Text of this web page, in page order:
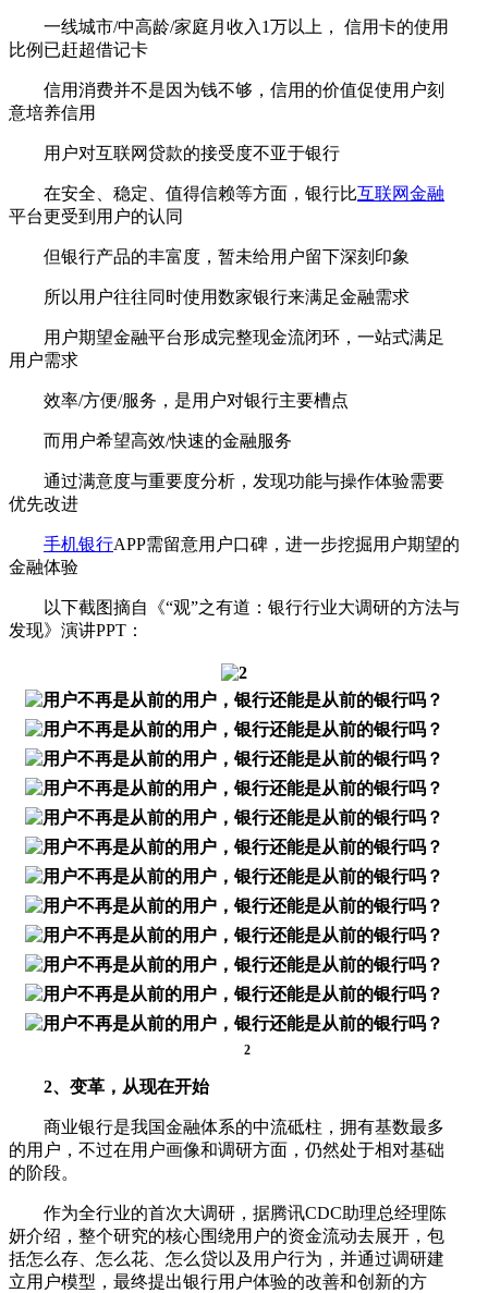
一线城市/中高龄/家庭月收入1万以上， 信用卡的使用
比例已赶超借记卡
信用消费并不是因为钱不够，信用的价值促使用户刻
意培养信用
用户对互联网贷款的接受度不亚于银行
在安全、稳定、值得信赖等方面，银行比互联网金融
平台更受到用户的认同
但银行产品的丰富度，暂未给用户留下深刻印象
所以用户往往同时使用数家银行来满足金融需求
用户期望金融平台形成完整现金流闭环，一站式满足
用户需求
效率/方便/服务，是用户对银行主要槽点
而用户希望高效/快速的金融服务
通过满意度与重要度分析，发现功能与操作体验需要
优先改进
手机银行APP需留意用户口碑，进一步挖掘用户期望的
金融体验
以下截图摘自《“观”之有道：银行行业大调研的方法与
发现》演讲PPT：
2
2、变革，从现在开始
商业银行是我国金融体系的中流砥柱，拥有基数最多
的用户，不过在用户画像和调研方面，仍然处于相对基础
的阶段。
作为全行业的首次大调研，据腾讯CDC助理总经理陈
妍介绍，整个研究的核心围绕用户的资金流动去展开，包
括怎么存、怎么花、怎么贷以及用户行为，并通过调研建
立用户模型，最终提出银行用户体验的改善和创新的方